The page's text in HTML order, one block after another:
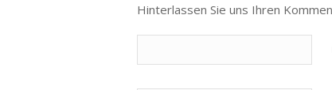
Hinterlassen Sie uns Ihren